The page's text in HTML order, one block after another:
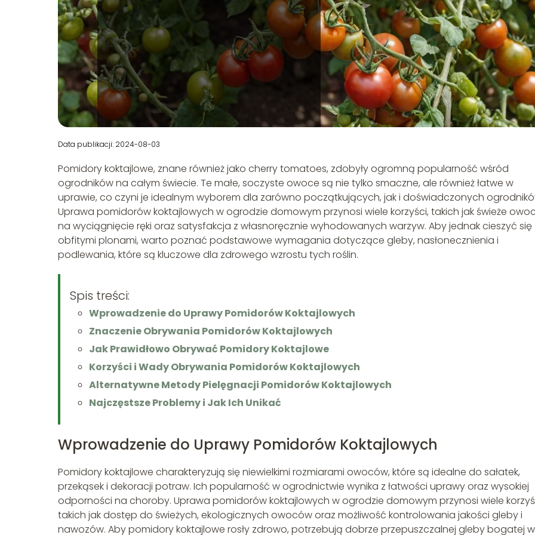
Data publikacji: 2024-08-03
Pomidory koktajlowe, znane również jako cherry tomatoes, zdobyły ogromną popularność wśród
ogrodników na całym świecie. Te małe, soczyste owoce są nie tylko smaczne, ale również łatwe w
uprawie, co czyni je idealnym wyborem dla zarówno początkujących, jak i doświadczonych
Uprawa pomidorów koktajlowych w ogrodzie domowym przynosi wiele korzyści, takich jak świeże
na wyciągnięcie ręki oraz satysfakcja z własnoręcznie wyhodowanych warzyw. Aby jednak cieszyć się
obfitymi plonami, warto poznać podstawowe wymagania dotyczące gleby, nasłonecznienia i
podlewania, które są kluczowe dla zdrowego wzrostu tych roślin.
Spis treści:
Wprowadzenie do Uprawy Pomidorów Koktajlowych
Znaczenie Obrywania Pomidorów Koktajlowych
Jak Prawidłowo Obrywać Pomidory Koktajlowe
Korzyści i Wady Obrywania Pomidorów Koktajlowych
Alternatywne Metody Pielęgnacji Pomidorów Koktajlowych
Najczęstsze Problemy i Jak Ich Unikać
Wprowadzenie do Uprawy Pomidorów Koktajlowych
Pomidory koktajlowe charakteryzują się niewielkimi rozmiarami owoców, które są idealne do sałatek,
przekąsek i dekoracji potraw. Ich popularność w ogrodnictwie wynika z łatwości uprawy oraz wysokiej
odporności na choroby. Uprawa pomidorów koktajlowych w ogrodzie domowym przynosi wiele
takich jak dostęp do świeżych, ekologicznych owoców oraz możliwość kontrolowania jakości gleby i
nawozów. Aby pomidory koktajlowe rosły zdrowo, potrzebują dobrze przepuszczalnej gleby bogatej w